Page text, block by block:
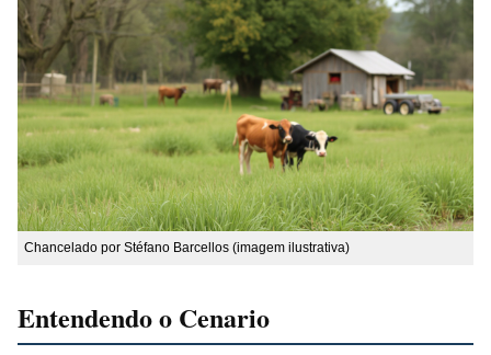
Chancelado por Stéfano Barcellos (imagem ilustrativa)
Entendendo o Cenario